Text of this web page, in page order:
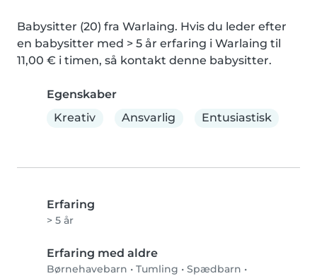
Babysitter (20) fra Warlaing. Hvis du leder efter
en babysitter med > 5 år erfaring i Warlaing til
11,00 € i timen, så kontakt denne babysitter.
Egenskaber
Kreativ
Ansvarlig Entusiastisk
Erfaring
> 5 år
Erfaring med aldre
Børnehavebarn • Tumling • Spædbarn •